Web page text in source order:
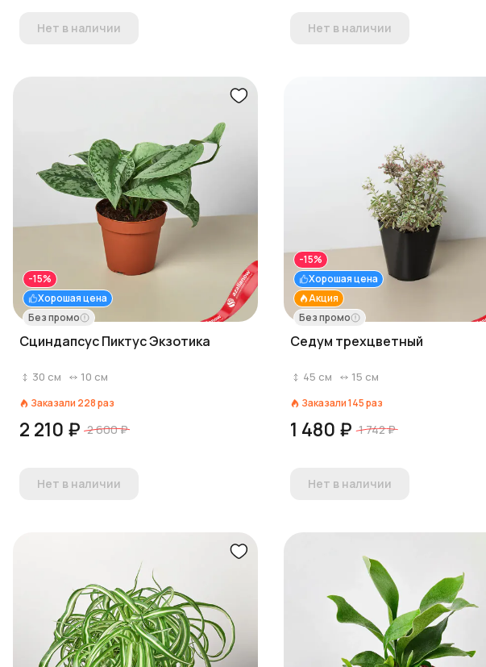
Нет в наличии Нет в наличии
Хорошая цена
-15%
Без промо
Сциндапсус Пиктус Экзотика
30 см 10 см
Заказали 228раз
2 210 ₽ 2 600 ₽
Нет в наличии
Акция
Хорошая цена
-15%
Без промо
Седум трехцветный
45 см 15 см
Заказали145раз
1 480 ₽ 1 742 ₽
Нет в наличии